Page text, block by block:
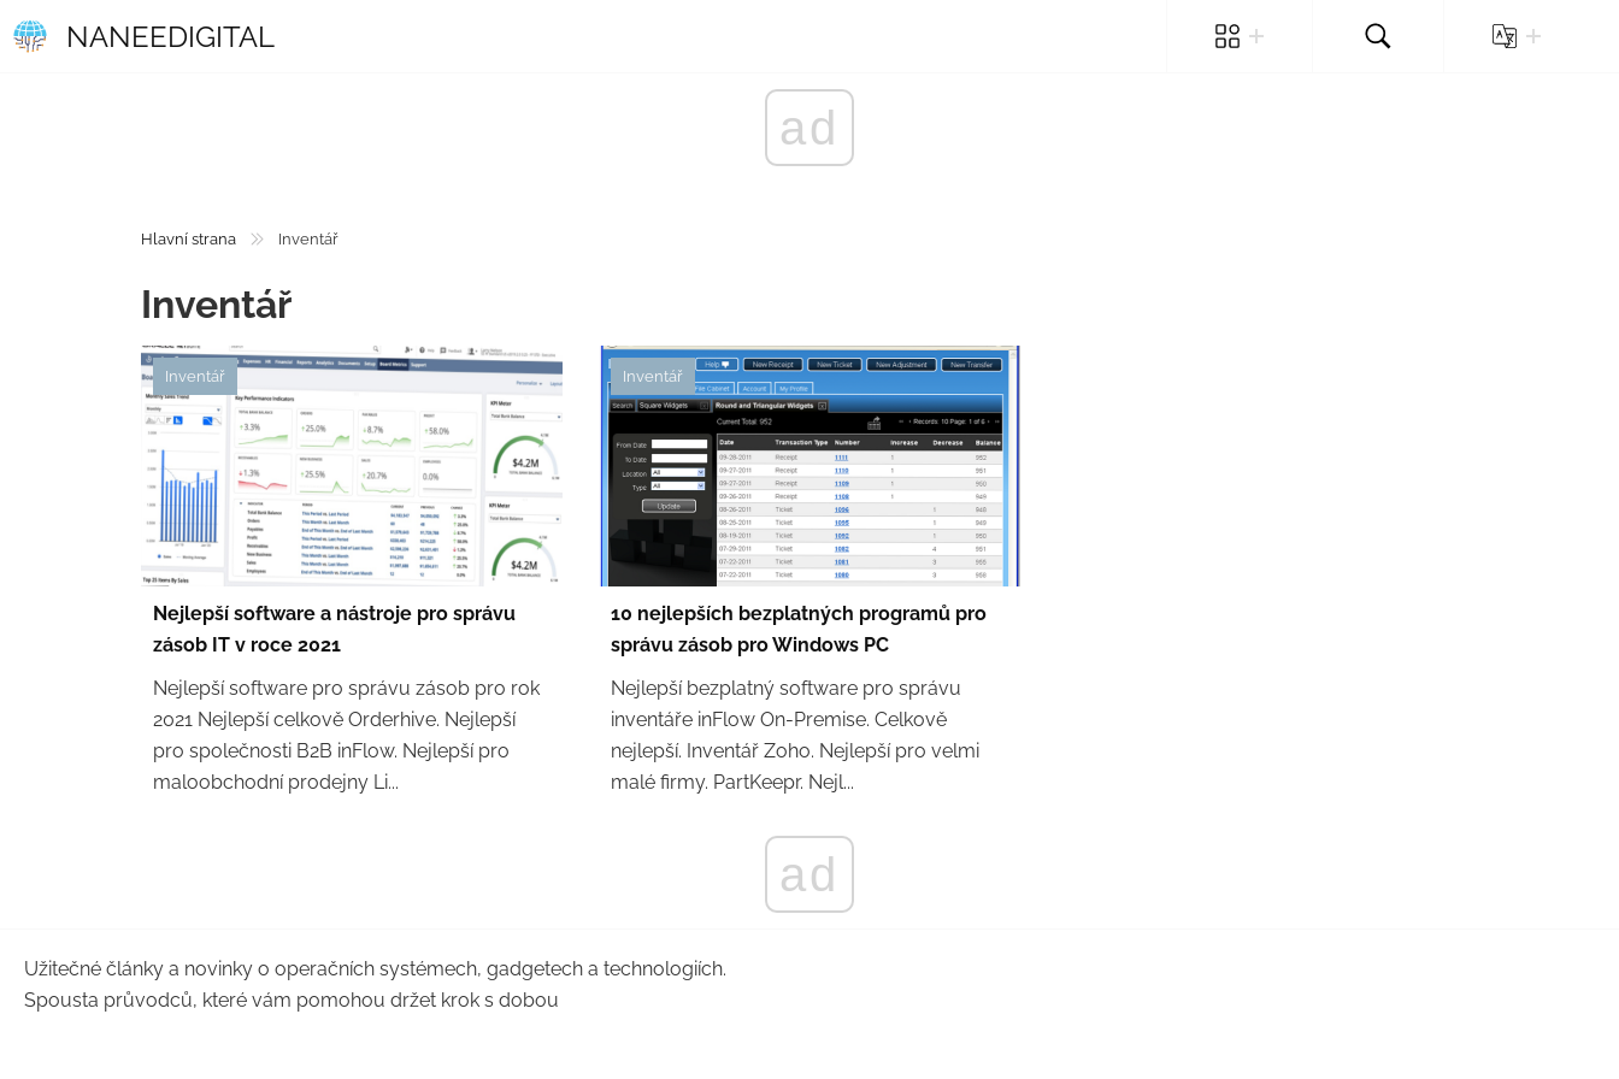
NANEEDIGITAL
ad
Hlavní strana Inventář
Inventář
Inventář
Nejlepší software a nástroje pro správu
zásob IT v roce 2021
Nejlepší software pro správu zásob pro rok
2021 Nejlepší celkově Orderhive. Nejlepší
pro společnosti B2B inFlow. Nejlepší pro
maloobchodní prodejny Li...
Inventář
10 nejlepších bezplatných programů pro
správu zásob pro Windows PC
Nejlepší bezplatný software pro správu
inventáře inFlow On-Premise. Celkově
nejlepší. Inventář Zoho. Nejlepší pro velmi
malé firmy. PartKeepr. Nejl...
ad
Užitečné články a novinky o operačních systémech, gadgetech a technologiích.
Spousta průvodců, které vám pomohou držet krok s dobou